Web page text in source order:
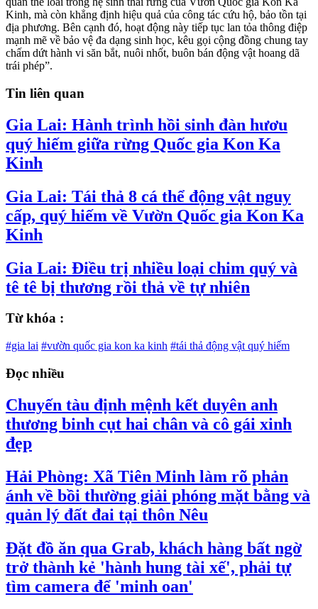
Kinh, mà còn khẳng định hiệu quả của công tác cứu hộ, bảo tồn tại
địa phương. Bên cạnh đó, hoạt động này tiếp tục lan tỏa thông điệp
mạnh mẽ về bảo vệ đa dạng sinh học, kêu gọi cộng đồng chung tay
chấm dứt hành vi săn bắt, nuôi nhốt, buôn bán động vật hoang dã
trái phép”.
Tin liên quan
Gia Lai: Hành trình hồi sinh đàn hươu
quý hiếm giữa rừng Quốc gia Kon Ka
Kinh
Gia Lai: Tái thả 8 cá thể động vật nguy
cấp, quý hiếm về Vườn Quốc gia Kon Ka
Kinh
Gia Lai: Điều trị nhiều loại chim quý và
tê tê bị thương rồi thả về tự nhiên
Từ khóa :
#gia lai #vườn quốc gia kon ka kinh #tái thả động vật quý hiếm
Đọc nhiều
Chuyến tàu định mệnh kết duyên anh
thương binh cụt hai chân và cô gái xinh
đẹp
Hải Phòng: Xã Tiên Minh làm rõ phản
ánh về bồi thường giải phóng mặt bằng và
quản lý đất đai tại thôn Nêu
Đặt đồ ăn qua Grab, khách hàng bất ngờ
trở thành kẻ 'hành hung tài xế', phải tự
tìm camera để 'minh oan'